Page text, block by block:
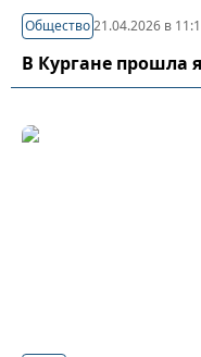
Общество21.04.2026 в
В Кургане прошла